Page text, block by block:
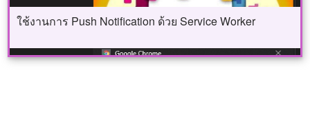
ใช้งานการ Push Notification ด้วย Service Worker